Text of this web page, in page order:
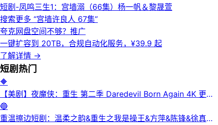
短剧-凤鸣三生1：宫墙溺（66集）杨一帆＆黎晟萱
搜索更多 “宫墙许良人 67集”
夸克网盘空间不够？ 推广
一键扩容到 20TB，合规自动化服务，¥39.9 起
了解详情 →
短剧 热门
🔶
【美剧】夜魔侠：重生 第二季 Daredevil Born Again 4K 更新
3集
🔵
重温擦边短剧：温柔之韵&重生之我是操王&方萍&陈锋&徐真真